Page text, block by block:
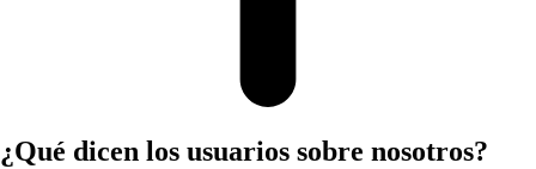
¿Qué dicen los usuarios sobre nosotros?